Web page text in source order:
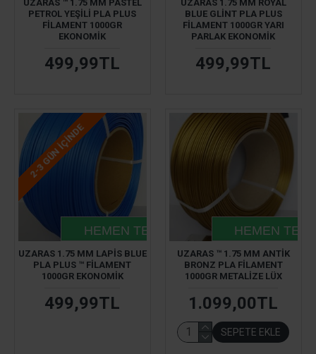
UZARAS ™ 1.75 MM PASTEL
PETROL YEŞILI PLA PLUS
FILAMENT 1000GR
EKONOMIK
499,99TL
UZARAS 1.75 MM ROYAL
BLUE GLINT PLA PLUS
FILAMENT 1000GR YARI
PARLAK EKONOMIK
499,99TL
HEMEN TESLIM
2-3 GÜN IÇINDE
UZARAS 1.75 MM LAPIS BLUE
PLA PLUS ™ FILAMENT
1000GR EKONOMIK
499,99TL
HEMEN
UZARAS ™ 1.75 MM ANTIK
BRONZ PLA FILAMENT
1000GR METALIZE LÜX
1.099,00TL
SEPETE EKLE